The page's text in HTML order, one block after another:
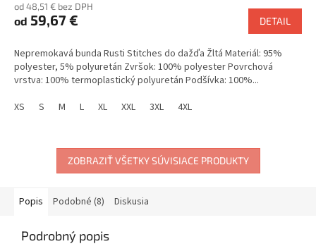
od 48,51 € bez DPH
od 59,67 € DETAIL
Nepremokavá bunda Rusti Stitches do dažďa Žltá Materiál: 95%
polyester, 5% polyuretán Zvršok: 100% polyester Povrchová
vrstva: 100% termoplastický polyuretán Podšívka: 100%...
XS
S M L XL XXL 3XL 4XL
ZOBRAZIŤ VŠETKY SÚVISIACE PRODUKTY
Popis Podobné (8) Diskusia
Podrobný popis